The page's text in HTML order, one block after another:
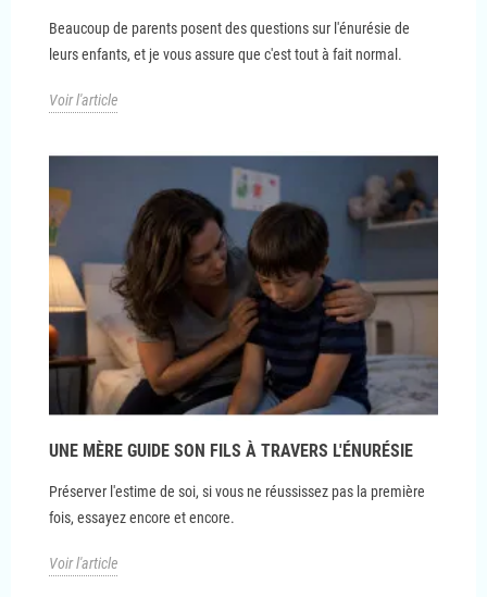
Beaucoup de parents posent des questions sur l'énurésie de
leurs enfants, et je vous assure que c'est tout à fait normal.
Voir l'article
UNE MÈRE GUIDE SON FILS À TRAVERS L'ÉNURÉSIE
Préserver l'estime de soi, si vous ne réussissez pas la première
fois, essayez encore et encore.
Voir l'article